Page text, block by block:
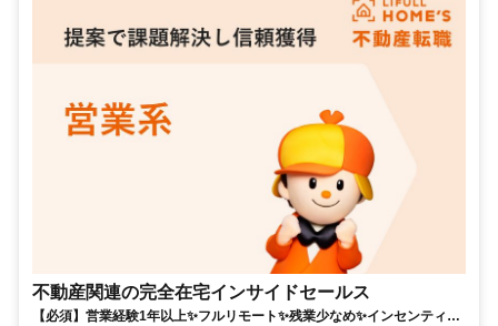
不動産関連の完全在宅インサイドセールス
【必須】営業経験1年以上✨フルリモート✨残業少なめ✨インセンティブ